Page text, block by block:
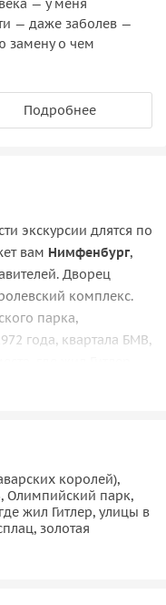
— у меня
— даже заболев —
замену о чем
Подробнее
экскурсии длятся по
вам Нимфенбург,
Дворец
комплекс.
парка,
года, квартала БМВ,
площади и в
средневековые
«сердце» Мюнхена
Гид проведет вас до
Людвигу I, и
королей),
Олимпийский парк,
жил Гитлер, улицы в
золотая